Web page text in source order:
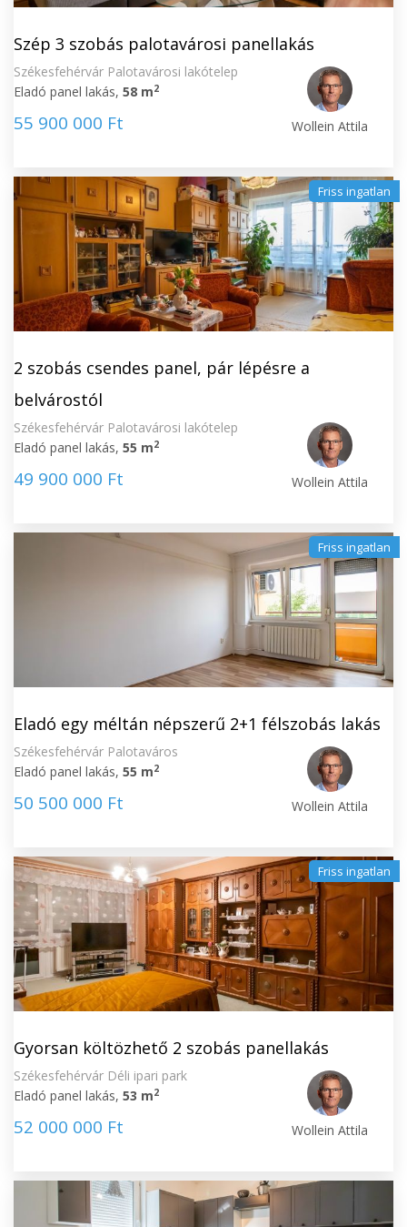
Szép 3 szobás palotavárosi panellakás
Székesfehérvár Palotavárosi lakótelep
Eladó panel lakás, 58 m2
55 900 000 Ft Wollein Attila
Friss ingatlan
2 szobás csendes panel, pár lépésre a
belvárostól
Székesfehérvár Palotavárosi lakótelep
Eladó panel lakás, 55 m2
49 900 000 Ft Wollein Attila
Friss ingatlan
Eladó egy méltán népszerű 2+1 félszobás lakás
Székesfehérvár Palotaváros
Eladó panel lakás, 55 m2
50 500 000 Ft Wollein Attila
Friss ingatlan
Gyorsan költözhető 2 szobás panellakás
Székesfehérvár Déli ipari park
Eladó panel lakás, 53 m2
52 000 000 Ft Wollein Attila